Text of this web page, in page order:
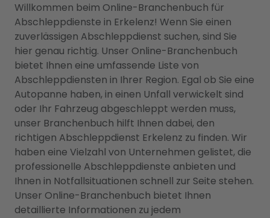
Willkommen beim Online-Branchenbuch für
Abschleppdienste in Erkelenz! Wenn Sie einen
zuverlässigen Abschleppdienst suchen, sind Sie
hier genau richtig. Unser Online-Branchenbuch
bietet Ihnen eine umfassende Liste von
Abschleppdiensten in Ihrer Region. Egal ob Sie eine
Autopanne haben, in einen Unfall verwickelt sind
oder Ihr Fahrzeug abgeschleppt werden muss,
unser Branchenbuch hilft Ihnen dabei, den
richtigen Abschleppdienst Erkelenz zu finden. Wir
haben eine Vielzahl von Unternehmen gelistet, die
professionelle Abschleppdienste anbieten und
Ihnen in Notfallsituationen schnell zur Seite stehen.
Unser Online-Branchenbuch bietet Ihnen
detaillierte Informationen zu jedem